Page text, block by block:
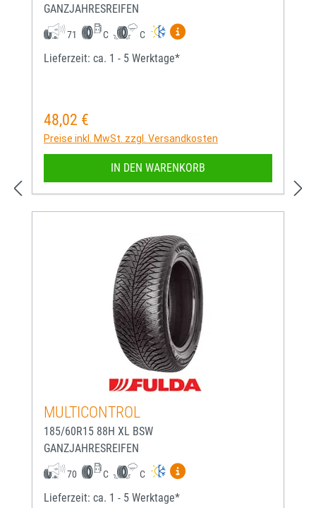
GANZJAHRESREIFEN
71 C C
Mehr Informationen zum
Lieferzeit: ca. 1 - 5 Werktage*
Regulärer Preis:
48,02 €
Preise inkl. MwSt. zzgl. Versandkosten
IN DEN WARENKORB
MULTICONTROL
185/60R15 88H XL BSW
GANZJAHRESREIFEN
70 C C
Mehr Informationen zum
Lieferzeit: ca. 1 - 5 Werktage*